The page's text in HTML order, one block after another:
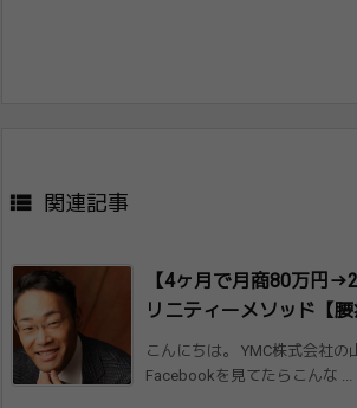
 関連記事
【4ヶ月で月商80万円
リニティーメソッド【腰
こんにちは。 YMC株式会社の
Facebookを見てたらこんな ...